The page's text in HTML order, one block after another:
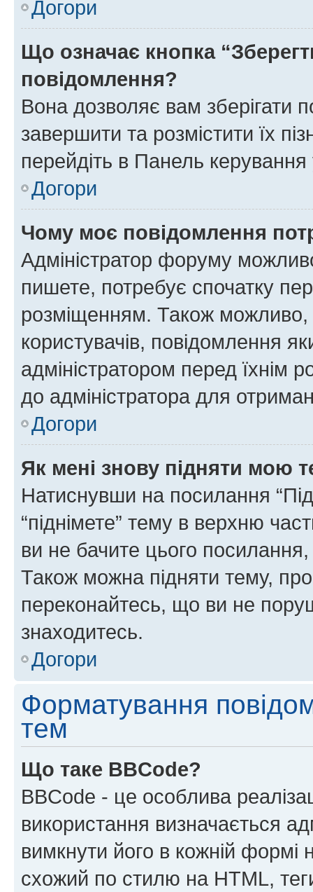
Догори
Що означає кнопка
повідомлення?
Вона дозволяє вам зберігати
завершити та розмістити їх
перейдіть в Панель керування
Догори
Чому моє повідомлення
Адміністратор форуму
пишете, потребує спочатку
розміщенням. Також можливо,
користувачів, повідомлення
адміністратором перед їхнім
до адміністратора для
Догори
Як мені знову підняти мою
Натиснувши на посилання
“піднімете” тему в верхню
ви не бачите цього
Також можна підняти тему,
переконайтесь, що ви не
знаходитесь.
Догори
Форматування
тем
Що таке BBCode?
BBCode - це особлива
використання визначається
вимкнути його в кожній
схожий по стилю на HTML,